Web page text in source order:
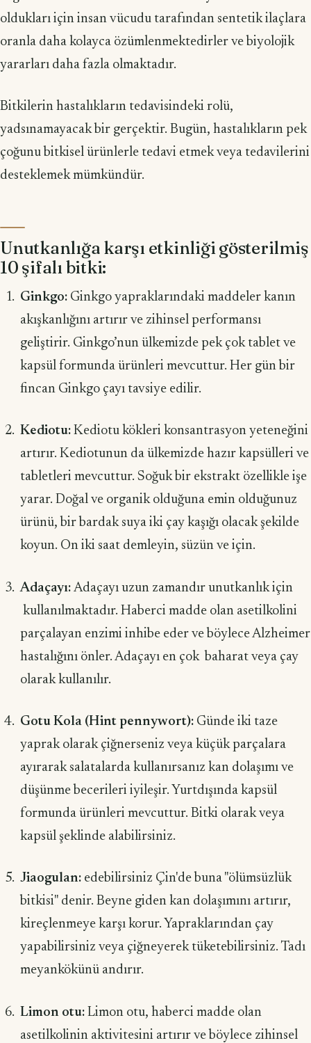
oldukları için insan vücudu tarafından sentetik ilaçlara
oranla daha kolayca özümlenmektedirler ve biyolojik
yararları daha fazla olmaktadır.
Bitkilerin hastalıkların tedavisindeki rolü,
yadsınamayacak bir gerçektir. Bugün, hastalıkların pek
çoğunu bitkisel ürünlerle tedavi etmek veya tedavilerini
desteklemek mümkündür.
Unutkanlığa karşı etkinliği gösterilmiş
10 şifalı bitki:
Ginkgo: Ginkgo yapraklarındaki maddeler kanın
akışkanlığını artırır ve zihinsel performansı
geliştirir. Ginkgo’nun ülkemizde pek çok tablet ve
kapsül formunda ürünleri mevcuttur. Her gün bir
fincan Ginkgo çayı tavsiye edilir.
Kediotu: Kediotu kökleri konsantrasyon yeteneğini
artırır. Kediotunun da ülkemizde hazır kapsülleri ve
tabletleri mevcuttur. Soğuk bir ekstrakt özellikle işe
yarar. Doğal ve organik olduğuna emin olduğunuz
ürünü, bir bardak suya iki çay kaşığı olacak şekilde
koyun. On iki saat demleyin, süzün ve için.
Adaçayı:Adaçayı uzun zamandır unutkanlık için
kullanılmaktadır. Haberci madde olan asetilkolini
parçalayan enzimi inhibe eder ve böylece Alzheimer
hastalığını önler. Adaçayı en çok baharat veya çay
olarak kullanılır.
Gotu Kola (Hint pennywort): Günde iki taze
yaprak olarak çiğnerseniz veya küçük parçalara
ayırarak salatalarda kullanırsanız kan dolaşımı ve
düşünme becerileri iyileşir. Yurtdışında kapsül
formunda ürünleri mevcuttur. Bitki olarak veya
kapsül şeklinde alabilirsiniz.
Jiaogulan: edebilirsiniz Çin'de buna "ölümsüzlük
bitkisi" denir. Beyne giden kan dolaşımını artırır,
kireçlenmeye karşı korur. Yapraklarından çay
yapabilirsiniz veya çiğneyerek tüketebilirsiniz. Tadı
meyankökünü andırır.
Limon otu: Limon otu, haberci madde olan
asetilkolinin aktivitesini artırır ve böylece zihinsel